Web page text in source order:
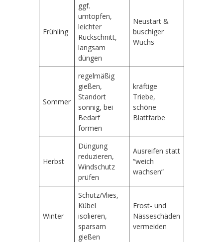
Frühling
ggf.
umtopfen,
leichter
Rückschnitt,
langsam
düngen
Neustart &
buschiger
Wuchs
Sommer
regelmäßig
gießen,
Standort
sonnig, bei
Bedarf
formen
kräftige
Triebe,
schöne
Blattfarbe
Herbst
Düngung
reduzieren,
Windschutz
prüfen
Ausreifen statt
“weich
wachsen”
Winter
Schutz/Vlies,
Kübel
isolieren,
sparsam
gießen
Frost- und
Nässeschäden
vermeiden